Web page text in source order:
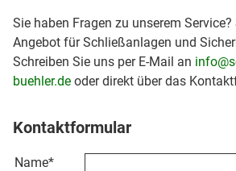
Sie haben Fragen zu unserem
Angebot für Schließanlagen und
Schreiben Sie uns per E-Mail an
buehler.de oder direkt über das
Kontaktformular
Name*